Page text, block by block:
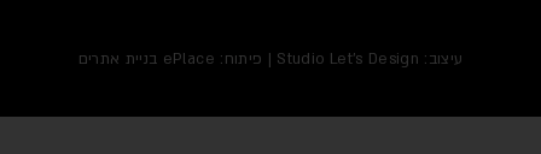
עיצוב:Studio Let's Design| פיתוח: ePlace בניית אתרים